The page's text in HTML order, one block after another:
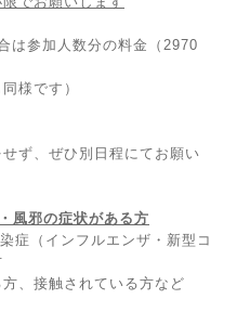
は参加人数分の料金（2970
同様です）
ず、ぜひ別日程にてお願い
風邪の症状がある方
症（インフルエンザ・新型コ
、接触されている方など